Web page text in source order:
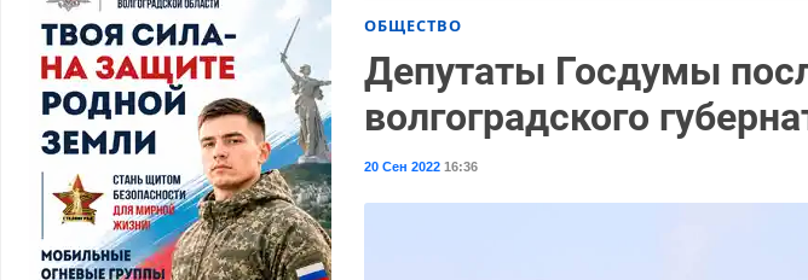
ОБЩЕСТВО
Депутаты Госдумы
волгоградского
20 Сен 2022 16:36